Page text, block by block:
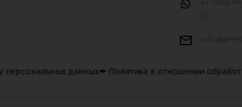
+7 (981)
01
персональных данных✒ Политика в отношении